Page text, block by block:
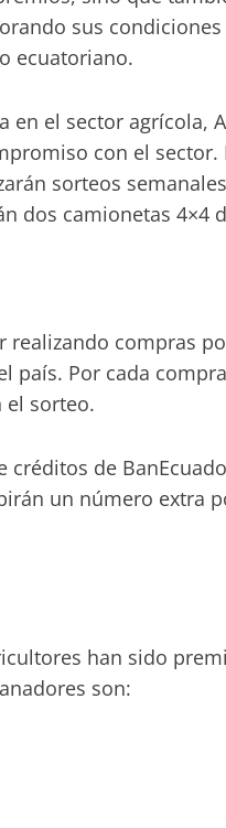
sus
ecuatoriano.
en el sector
con el
sorteos
dos camionetas 4×4
compras
país. Por cada
el sorteo.
créditos de
un número extra
han sido
son: